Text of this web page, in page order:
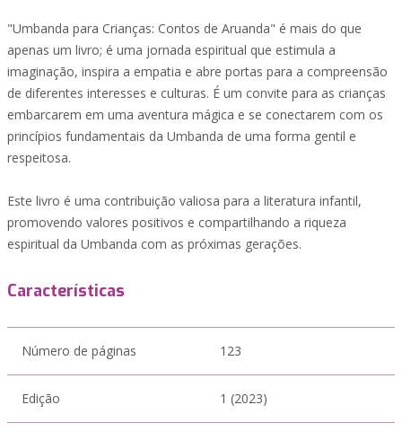
"Umbanda para Crianças: Contos de Aruanda" é mais do que
apenas um livro; é uma jornada espiritual que estimula a
imaginação, inspira a empatia e abre portas para a compreensão
de diferentes interesses e culturas. É um convite para as crianças
embarcarem em uma aventura mágica e se conectarem com os
princípios fundamentais da Umbanda de uma forma gentil e
respeitosa.
Este livro é uma contribuição valiosa para a literatura infantil,
promovendo valores positivos e compartilhando a riqueza
espiritual da Umbanda com as próximas gerações.
Características
Número de páginas 123
Edição 1 (2023)